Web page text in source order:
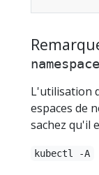
L'utilisation
espaces de
sachez qu'il
kubectl -A